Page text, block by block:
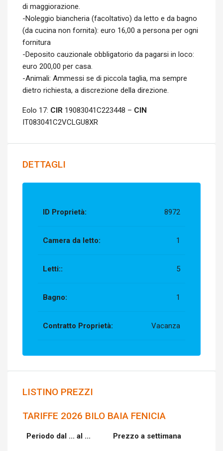
di maggiorazione.
-Noleggio biancheria (facoltativo) da letto e da bagno
(da cucina non fornita): euro 16,00 a persona per ogni
fornitura
-Deposito cauzionale obbligatorio da pagarsi in loco:
euro 200,00 per casa.
-Animali: Ammessi se di piccola taglia, ma sempre
dietro richiesta, a discrezione della direzione.
Eolo 17: CIR 19083041C223448 – CIN
IT083041C2VCLGU8XR
DETTAGLI
ID Proprietà: 8972
Camera da letto: 1
Letti:: 5
Bagno: 1
Contratto Proprietà: Vacanza
LISTINO PREZZI
TARIFFE 2026 BILO BAIA FENICIA
Periodo dal ... al ... Prezzo a settimana